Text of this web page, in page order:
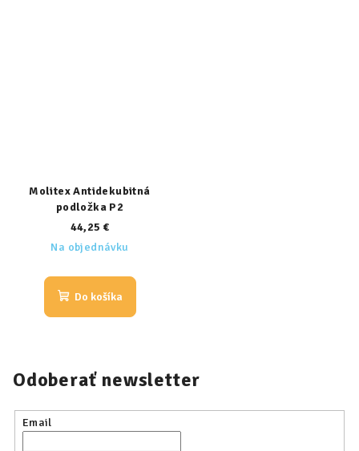
Molitex Antidekubitná
podložka P2
44,25 €
Na objednávku
Do košíka
Odoberať newsletter
Email